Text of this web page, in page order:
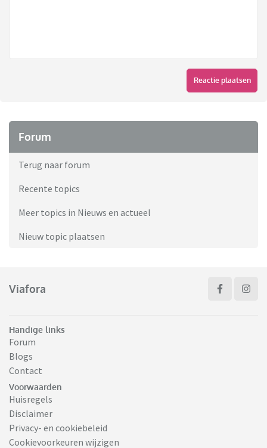
Reactie plaatsen
Forum
Terug naar forum
Recente topics
Meer topics in Nieuws en actueel
Nieuw topic plaatsen
Viafora
Handige links
Forum
Blogs
Contact
Voorwaarden
Huisregels
Disclaimer
Privacy- en cookiebeleid
Cookievoorkeuren wijzigen